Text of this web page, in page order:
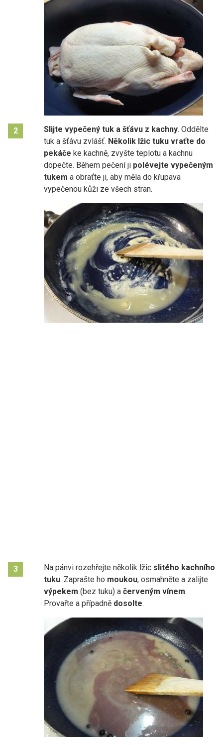
2 Slijte vypečený tuk a šťávu z kachny. Oddělte
tuk a šťávu zvlášť. Několik lžic tuku vraťte do
pekáče ke kachně, zvyšte teplotu a kachnu
dopečte. Během pečení ji polévejte vypečeným
tukem a obraťte ji, aby měla do křupava
vypečenou kůži ze všech stran.
3 Na pánvi rozehřejte několik lžic slitého kachního
tuku. Zaprašte ho moukou, osmahněte a zalijte
výpekem (bez tuku) a červeným vínem.
Provařte a případně dosolte.